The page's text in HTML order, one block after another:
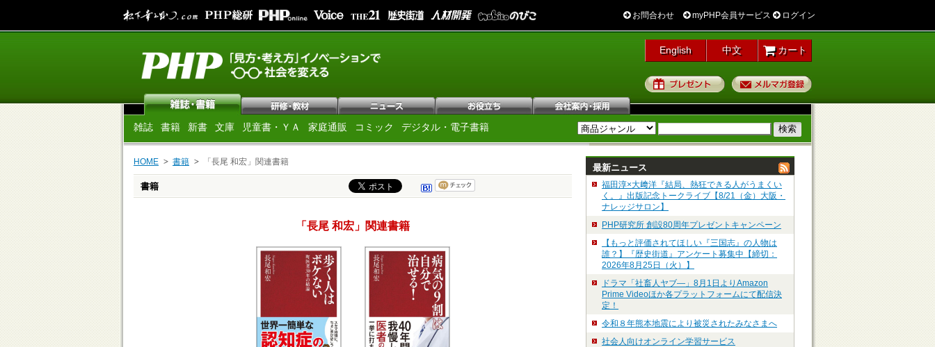
お問合わせ myPHP会員サービス ログイン
English 中文 カート
プレゼント
雑誌 書籍 新書 文庫 児童書・ＹＡ 家庭通販 コミック デジタル・電子書籍
HOME 書籍 「長尾 和宏」関連書籍
書籍
「長尾 和宏」関連書籍
最新ニュース
福田淳×大﨑洋『結局、熱狂できる人がうまくい
く。』出版記念トークライブ【8/21（金）大阪・
ナレッジサロン】
PHP研究所 創設80周年プレゼントキャンペーン
【もっと評価されてほしい『三国志』の人物は
誰？】『歴史街道』アンケート募集中【締切：
2026年8月25日（火）】
ドラマ「社畜人ヤブ―」8月1日よりAmazon
Prime Videoほか各プラットフォームにて配信決
定！
令和８年熊本地震により被災されたみなさまへ
社会人向けオンライン学習サービス